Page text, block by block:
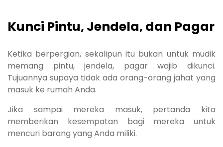
Kunci Pintu, Jendela, dan Pagar
Ketika berpergian, sekalipun itu bukan untuk mudik
memang pintu, jendela, pagar wajib dikunci.
Tujuannya supaya tidak ada orang-orang jahat yang
masuk ke rumah Anda.
Jika sampai mereka masuk, pertanda kita
memberikan kesempatan bagi mereka untuk
mencuri barang yang Anda miliki.